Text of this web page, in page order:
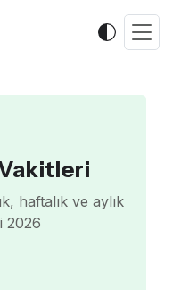
haftalık ve aylık
2026